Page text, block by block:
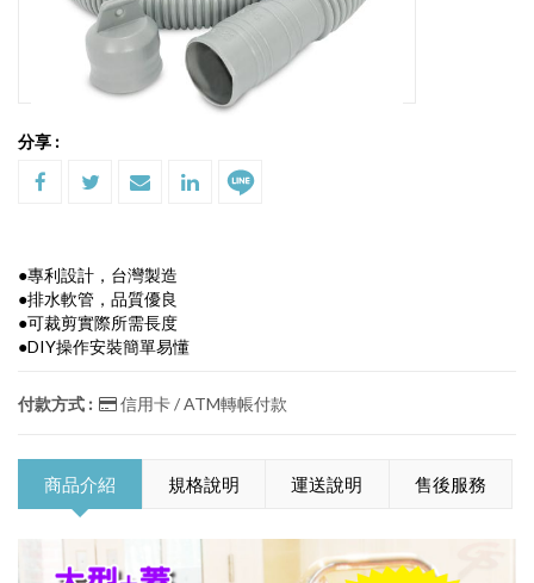
分享 :
●專利設計，台灣製造
●排水軟管，品質優良
●可裁剪實際所需長度
●DIY操作安裝簡單易懂
付款方式 : 信用卡 / ATM轉帳付款
商品介紹 規格說明 運送說明 售後服務